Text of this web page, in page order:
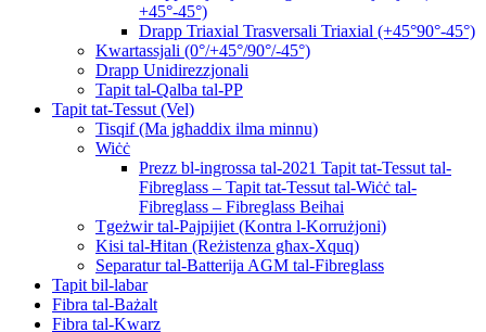
+45°-45°)
Drapp Triaxial Trasversali Triaxial (+45°90°-45°)
Kwartassjali (0°/+45°/90°/-45°)
Drapp Unidirezzjonali
Tapit tal-Qalba tal-PP
Tapit tat-Tessut (Vel)
Tisqif (Ma jgħaddix ilma minnu)
Wiċċ
Prezz bl-ingrossa tal-2021 Tapit tat-Tessut tal-
Fibreglass – Tapit tat-Tessut tal-Wiċċ tal-
Fibreglass – Fibreglass Beihai
Tgeżwir tal-Pajpijiet (Kontra l-Korrużjoni)
Kisi tal-Ħitan (Reżistenza għax-Xquq)
Separatur tal-Batterija AGM tal-Fibreglass
Tapit bil-labar
Fibra tal-Bażalt
Fibra tal-Kwarz